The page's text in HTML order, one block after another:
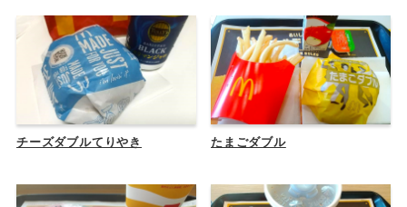
チーズダブルてりやき たまごダブル